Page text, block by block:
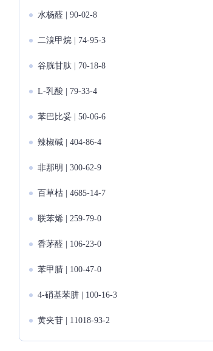
水杨醛 | 90-02-8
二溴甲烷 | 74-95-3
谷胱甘肽 | 70-18-8
L-乳酸 | 79-33-4
苯巴比妥 | 50-06-6
辣椒碱 | 404-86-4
非那明 | 300-62-9
百草枯 | 4685-14-7
联苯烯 | 259-79-0
香茅醛 | 106-23-0
苯甲腈 | 100-47-0
4-硝基苯肼 | 100-16-3
黄夹苷 | 11018-93-2